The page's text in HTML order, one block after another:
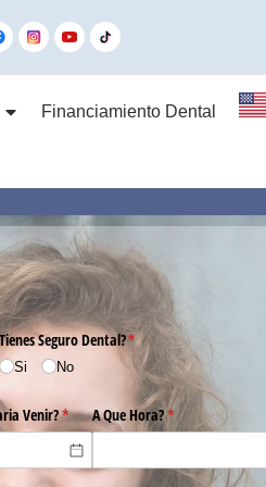
Financiamiento Dental